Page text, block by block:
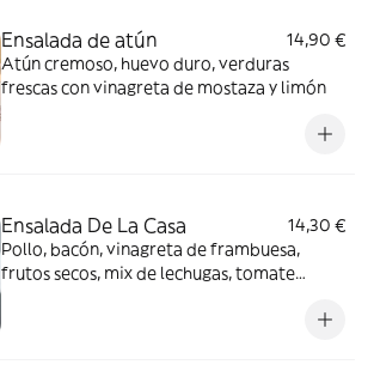
Ensalada de atún
14,90 €
Atún cremoso, huevo duro, verduras
frescas con vinagreta de mostaza y limón
Ensalada De La Casa
14,30 €
Pollo, bacón, vinagreta de frambuesa,
frutos secos, mix de lechugas, tomate